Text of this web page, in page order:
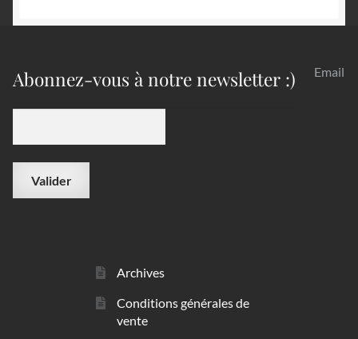
Abonnez-vous à notre newsletter :) Email
Archives
Conditions générales de
vente